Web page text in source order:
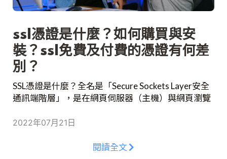
ssl憑證是什麼？如何購買與安
裝？ssl免費及付費的憑證有何差
別？
SSL憑證是什麼？全名是「Secure Sockets Layer安全
通訊端階層」，是在網頁伺服器（主機）與網頁瀏覽
來保護線上交易或是顧客資訊的安全。SSL憑證主要
會影響到Google SEO的排名，SSL憑證是如何運作及
2022年07月21日
閱讀全文